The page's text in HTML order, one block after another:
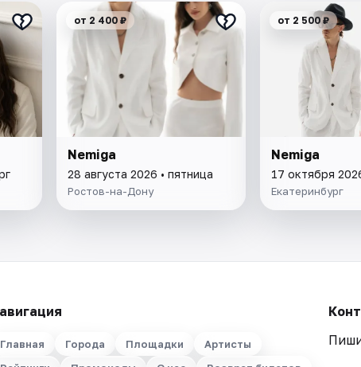
от 2 400 ₽
Nemiga
28 августа 2026 • пятница
Ростов-на-Дону
от 2 500 ₽
Nemiga
17 октября
Екатеринбург
Главная Города Площадки
Артисты